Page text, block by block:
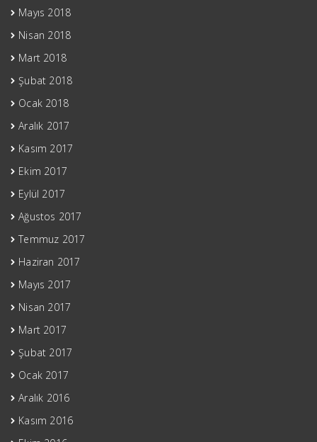
Mayıs 2018
Nisan 2018
Mart 2018
Şubat 2018
Ocak 2018
Aralık 2017
Kasım 2017
Ekim 2017
Eylül 2017
Ağustos 2017
Temmuz 2017
Haziran 2017
Mayıs 2017
Nisan 2017
Mart 2017
Şubat 2017
Ocak 2017
Aralık 2016
Kasım 2016